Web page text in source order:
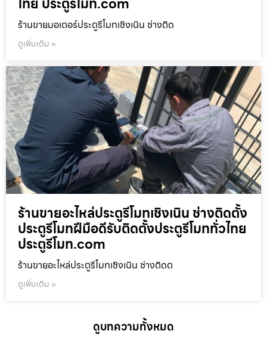
ร้านขายมอเตอร์ประตูรีโมทเชิงเนิน ช่างติด
ดูเพิ่มเติม »
ร้านขายอะไหล่ประตูรีโมทเชิงเนิน ช่างติดตั้ง
ประตูรีโมทฝีมือดีรับติดตั้งประตูรีโมททั่วไทย
ประตูรีโมท.com
ร้านขายอะไหล่ประตูรีโมทเชิงเนิน ช่างติดต
ดูเพิ่มเติม »
ดูบทความทั้งหมด